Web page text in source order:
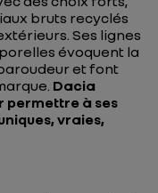
bruts recyclés
Ses lignes
évoquent la
et font
Dacia
permettre à ses
vraies,